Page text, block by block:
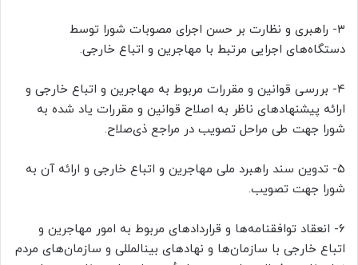
۳- راهبری و نظارت بر حسن اجرای مصوبات شورا توسط
دستگاه‌های اجرایی مرتبط با مهاجرین و اتباع خارجی.
۴- بررسی قوانین و مقررات مربوط به مهاجرین و اتباع خارجی و
ارائه پیشنهادهای ناظر به اصلاح قوانین و مقررات یاد شده به
شورا جهت طی مراحل تصویب در مراجع ذی‌صلاح.
۵- تدوین سند راهبرد ملی مهاجرین و اتباع خارجی و ارائه آن به
شورا جهت تصویب.
۶- انعقاد توافقنامه‌ها و قراردادهای مربوط به امور مهاجرین و
اتباع خارجی با سازمان‌ها و نهادهای بینالمللی و سازمان‌های مردم